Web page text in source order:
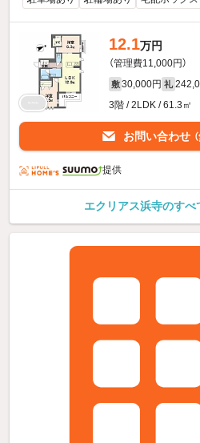
12.1万円
（管理費11,000円）
敷 30,000円 礼
3階 / 2LDK / 61.3㎡
お問い合わせ
提供
エクリアス浜寺のすべ